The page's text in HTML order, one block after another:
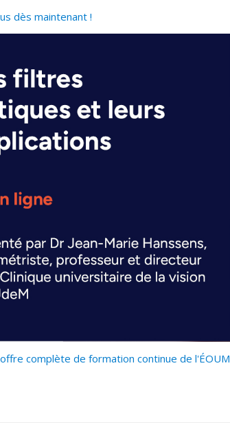
dès maintenant !
complète de formation continue de l'ÉOUM